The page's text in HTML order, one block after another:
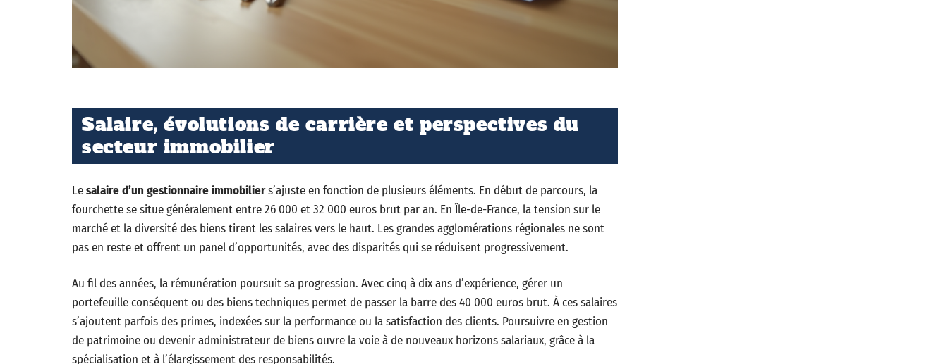
Salaire, évolutions de carrière et perspectives du
secteur immobilier
Lesalaire d’un gestionnaire immobiliers’ajuste en fonction de plusieurs éléments. En début de parcours, la
fourchette se situe généralement entre 26 000 et 32 000 euros brut par an. En Île-de-France, la tension sur le
marché et la diversité des biens tirent les salaires vers le haut. Les grandes agglomérations régionales ne sont
pas en reste et offrent un panel d’opportunités, avec des disparités qui se réduisent progressivement.
Au fil des années, la rémunération poursuit sa progression. Avec cinq à dix ans d’expérience, gérer un
portefeuille conséquent ou des biens techniques permet de passer la barre des 40 000 euros brut. À ces salaires
s’ajoutent parfois des primes, indexées sur la performance ou la satisfaction des clients. Poursuivre en gestion
de patrimoine ou devenir administrateur de biens ouvre la voie à de nouveaux horizons salariaux, grâce à la
spécialisation et à l’élargissement des responsabilités.